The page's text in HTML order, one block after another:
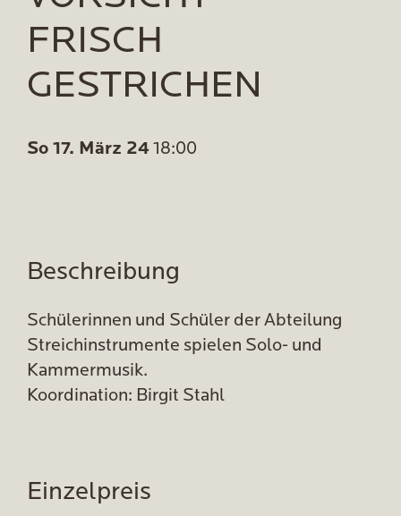
FRISCH
GESTRICHEN
So 17. März 24 18:00
Beschreibung
Schülerinnen und Schüler der Abteilung
Streichinstrumente spielen Solo- und
Kammermusik.
Koordination: Birgit Stahl
Einzelpreis